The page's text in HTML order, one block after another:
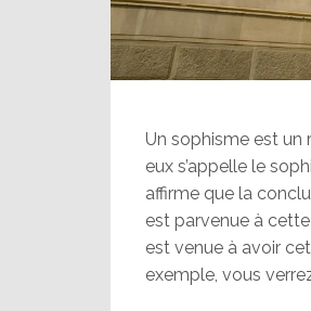
Un sophisme est un
eux s’appelle le
affirme que la
est parvenue à
est venue à avoir
exemple, vous